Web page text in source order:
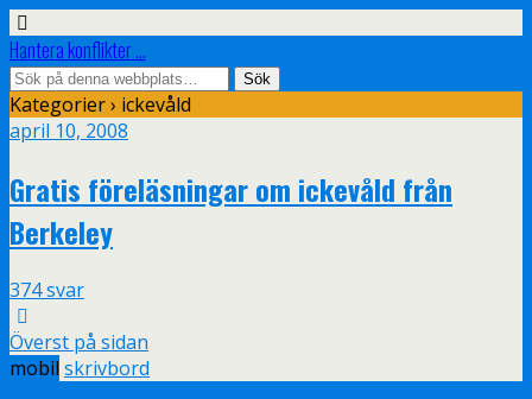
Hantera konflikter ...
Kategorier › ickevåld
april 10, 2008
Gratis föreläsningar om ickevåld från
Berkeley
374 svar
Överst på sidan
mobil skrivbord